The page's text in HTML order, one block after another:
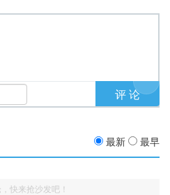
最新 最早
快来抢沙发吧！